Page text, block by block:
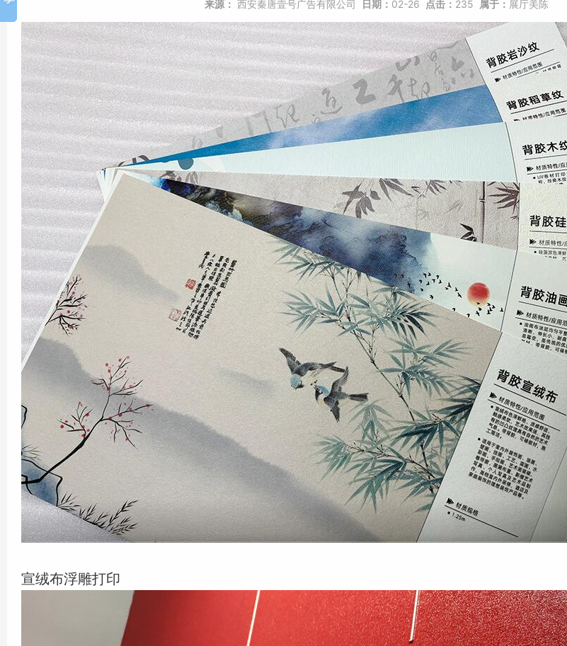
来源： 西安秦唐壹号广告有限公司 日期： 02-26 点击： 235 属于： 展厅美陈
宣绒布浮雕打印